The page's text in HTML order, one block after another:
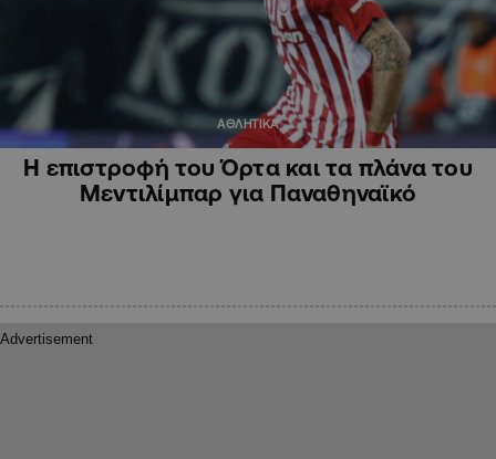
ΑΘΛΗΤΙΚΑ
Η επιστροφή του Όρτα και τα πλάνα του
Μεντιλίμπαρ για Παναθηναϊκό